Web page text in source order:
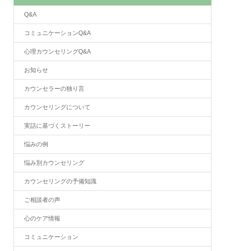
Q&A
コミュニケーションQ&A
心理カウンセリングQ&A
お知らせ
カウンセラーの独り言
カウンセリングについて
実話に基づくストーリー
悩みの例
悩み別カウンセリング
カウンセリングの予備知識
ご相談者の声
心のケア情報
コミュニケーション